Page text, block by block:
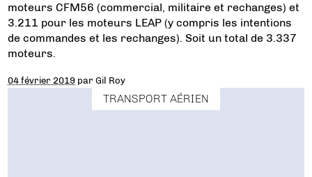
moteurs CFM56 (commercial, militaire et rechanges) et
3.211 pour les moteurs LEAP (y compris les intentions
de commandes et les rechanges). Soit un total de 3.337
moteurs.
04 février 2019 parGil Roy
TRANSPORT AÉRIEN